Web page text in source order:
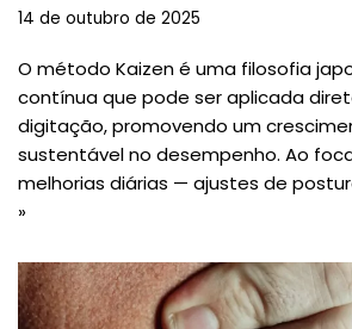
14 de outubro de 2025
O método Kaizen é uma filosofia
contínua que pode ser aplicada
digitação, promovendo um
sustentável no desempenho. Ao
melhorias diárias — ajustes de
»